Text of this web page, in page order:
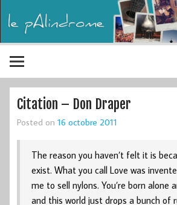
Citation – Don Draper
Posted on 16 octobre 2011
The reason you haven’t felt it is
exist. What you call Love was
me to sell nylons. You’re born alone
and this world just drops a bunch of